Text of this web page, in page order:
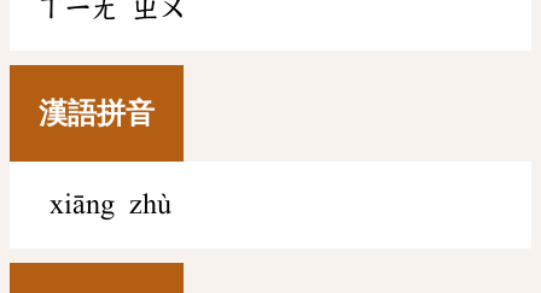
ㄒㄧㄤ ㄓㄨ
漢語拼音
xiāng zhù